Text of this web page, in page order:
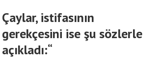
Çaylar, istifasının
gerekçesini ise şu sözlerle
açıkladı:“